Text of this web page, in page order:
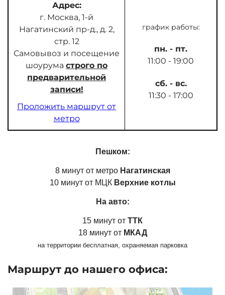
Адрес:
г. Москва, 1-й
Нагатинский пр-д., д. 2,
стр. 12
Самовывоз и посещение
шоурума строго по
предварительной
записи!
Проложить маршрут от
метро
график работы:
пн. - пт.
11:00 - 19:00
сб. - вс.
11:30 - 17:00
Пешком:
8 минут от метро Нагатинская
10 минут от МЦК Верхние котлы
На авто:
15 минут от ТТК
18 минут от МКАД
на территории бесплатная, охраняемая парковка
Маршрут до нашего офиса: